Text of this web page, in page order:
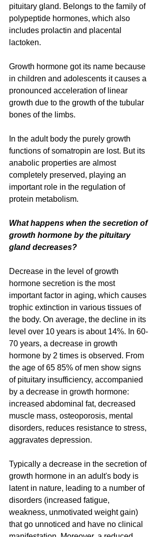
pituitary gland. Belongs to the family of
polypeptide hormones, which also
includes prolactin and placental
lactoken.
Growth hormone got its name because
in children and adolescents it causes a
pronounced acceleration of linear
growth due to the growth of the tubular
bones of the limbs.
In the adult body the purely growth
functions of somatropin are lost. But its
anabolic properties are almost
completely preserved, playing an
important role in the regulation of
protein metabolism.
What happens when the secretion of
growth hormone by the pituitary
gland decreases?
Decrease in the level of growth
hormone secretion is the most
important factor in aging, which causes
trophic extinction in various tissues of
the body. On average, the decline in its
level over 10 years is about 14%. In 60-
70 years, a decrease in growth
hormone by 2 times is observed. From
the age of 65 85% of men show signs
of pituitary insufficiency, accompanied
by a decrease in growth hormone:
increased abdominal fat, decreased
muscle mass, osteoporosis, mental
disorders, reduces resistance to stress,
aggravates depression.
Typically a decrease in the secretion of
growth hormone in an adult's body is
latent in nature, leading to a number of
disorders (increased fatigue,
weakness, unmotivated weight gain)
that go unnoticed and have no clinical